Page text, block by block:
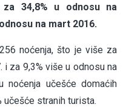
34,8% u odnosu na
na mart 2016.
noćenja, što je više za
i za 9,3% više u odnosu na
noćenja učešće domaćih
učešće stranih turista.